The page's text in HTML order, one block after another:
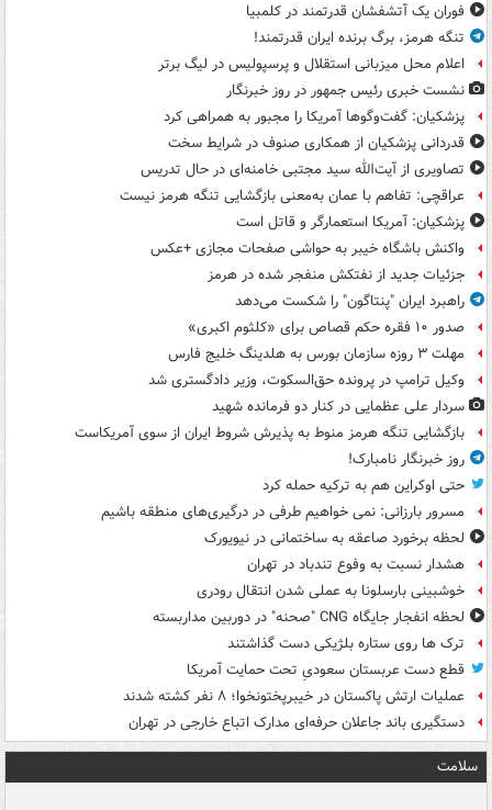
فوران یک آتشفشان قدرتمند در کلمبیا
تنگه هرمز، برگ برنده ایران قدرتمند!
اعلام محل میزبانی استقلال و پرسپولیس در لیگ برتر
نشست خبری رئیس جمهور در روز خبرنگار
پزشکیان: گفت‌وگوها آمریکا را مجبور به همراهی کرد
قدردانی پزشکیان از همکاری صنوف در شرایط سخت
تصاویری از آیت‌الله سید مجتبی خامنه‌ای در حال تدریس
عراقچی: تفاهم با عمان به‌معنی بازگشایی تنگه هرمز نیست
پزشکیان: آمریکا استعمارگر و قاتل است
واکنش باشگاه خیبر به حواشی صفحات مجازی +عکس
جزئیات جدید از نفتکش منفجر شده در هرمز
راهبرد ایران "پنتاگون" را شکست می‌دهد
صدور ۱۰ فقره حکم قصاص برای «کلثوم اکبری»
مهلت ۳ روزه سازمان بورس به هلدینگ خلیج فارس
وکیل ترامپ در پرونده حق‌السکوت، وزیر دادگستری شد
سردار علی عظمایی در کنار دو فرمانده شهید
بازگشایی تنگه هرمز منوط به پذیرش شروط ایران از سوی آمریکاست
روز خبرنگار نامبارک!
حتی اوکراین هم به ترکیه حمله کرد
مسرور بارزانی: نمی خواهیم طرفی در درگیری‌های منطقه باشیم
لحظه برخورد صاعقه به ساختمانی در نیویورک
هشدار نسبت به وفوع تندباد در تهران
خوشبینی بارسلونا به عملی شدن انتقال رودری
لحظه انفجار جایگاه CNG "صحنه" در دوربین مداربسته
ترک ها روی ستاره بلژیکی دست گذاشتند
قطع دست عربستان سعودیِ تحت حمایت آمریکا
عملیات ارتش پاکستان در خیبرپختونخوا؛ ۸ نفر کشته شدند
دستگیری باند جاعلان حرفه‌ای مدارک اتباع خارجی در تهران
سلامت